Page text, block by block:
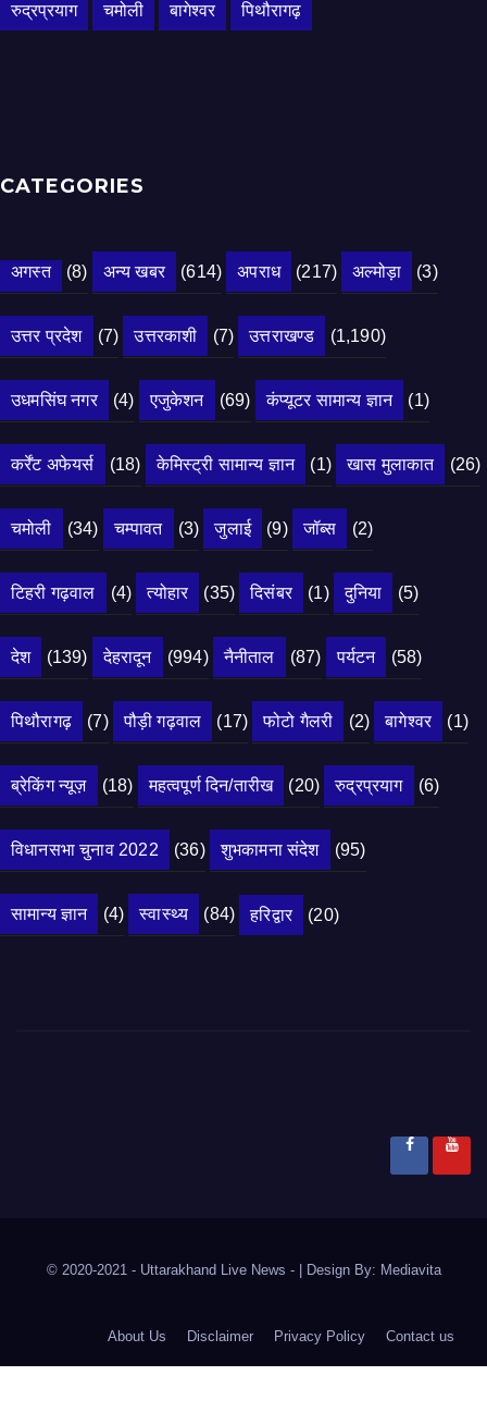
रुद्रप्रयाग चमोली बागेश्वर पिथौरागढ़
CATEGORIES
अगस्त (8) अन्य खबर (614) अपराध (217) अल्मोड़ा (3)
उत्तर प्रदेश (7) उत्तरकाशी (7) उत्तराखण्ड (1,190)
उधमसिंघ नगर (4) एजुकेशन (69) कंप्यूटर सामान्य ज्ञान (1)
कर्रेंट अफेयर्स (18) केमिस्ट्री सामान्य ज्ञान (1) खास मुलाकात (26)
चमोली (34) चम्पावत (3) जुलाई (9) जॉब्स (2)
टिहरी गढ़वाल (4) त्योहार (35) दिसंबर (1) दुनिया (5)
देश (139) देहरादून (994) नैनीताल (87) पर्यटन (58)
पिथौरागढ़ (7) पौड़ी गढ़वाल (17) फोटो गैलरी (2) बागेश्वर (1)
ब्रेकिंग न्यूज़ (18) महत्वपूर्ण दिन/तारीख (20) रुद्रप्रयाग (6)
विधानसभा चुनाव 2022 (36) शुभकामना संदेश (95)
सामान्य ज्ञान (4) स्वास्थ्य (84) हरिद्वार (20)
© 2020-2021 - Uttarakhand Live News - Design By: Mediavita
About Us Disclaimer Privacy Policy Contact us